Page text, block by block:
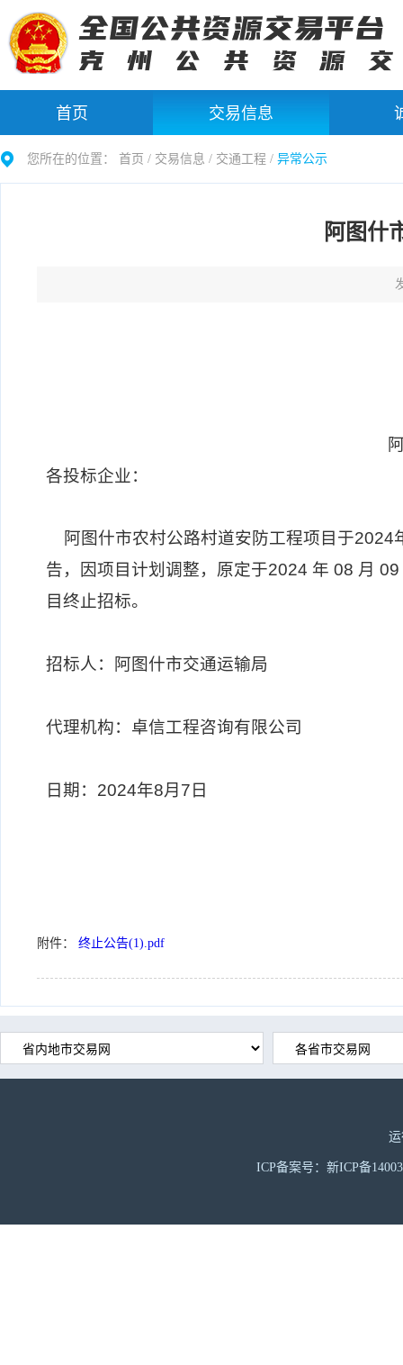
首页 交易信息
您所在的位置： 首页 / 交易信息 / 交通工程 / 异常公示
阿图什
阿图什市农村公路村
各投标企业：
阿图什市农村公路村道安防工程项目于2024
告，因项目计划调整，原定于2024 年 08 月
目终止招标。
招标人：阿图什市交通运输局
代理机构：卓信工程咨询有限公司
日期：2024年8月7日
附件： 终止公告(1).pdf
ICP备案号：新ICP备